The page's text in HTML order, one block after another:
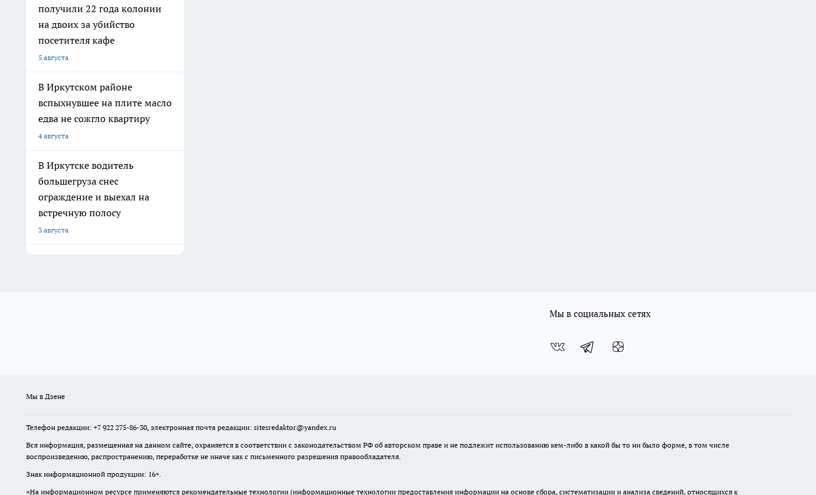
получили 22 года колонии
на двоих за убийство
посетителя кафе
5 августа
В Иркутском районе
вспыхнувшее на плите масло
едва не сожгло квартиру
4 августа
В Иркутске водитель
большегруза снес
ограждение и выехал на
встречную полосу
3 августа
Мы в социальных сетях
Мы в Дзене
Телефон редакции: +7 922 275-86-30, электронная почта редакции: sitesredaktor@yandex.ru
Вся информация, размещенная на данном сайте, охраняется в соответствии с законодательством РФ об авторском праве и не подлежит использованию кем-либо в какой бы то ни было форме, в том числе
воспроизведению, распространению, переработке не иначе как с письменного разрешения правообладателя.
Знак информационной продукции: 16+.
«На информационном ресурсе применяются рекомендательные технологии (информационные технологии предоставления информации на основе сбора, систематизации и анализа сведений, относящихся к